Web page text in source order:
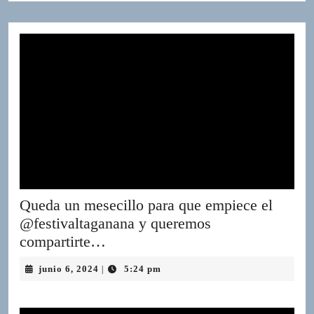
Queda un mesecillo para que empiece el
@festivaltaganana y queremos
compartirte…
mesecillo
junio 6, 2024 junio
| 5:24 pm